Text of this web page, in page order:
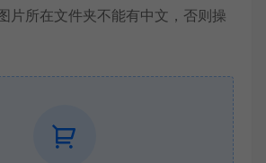
片所在文件夹不能有中文，否则操